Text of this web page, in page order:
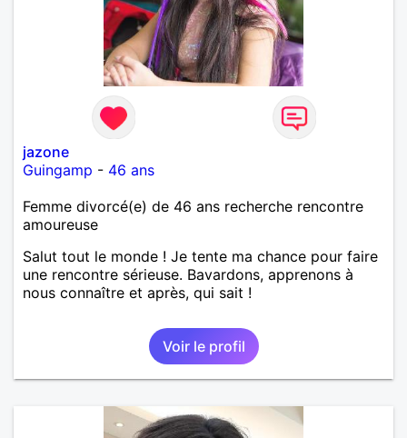
jazone
Guingamp - 46 ans
Femme divorcé(e) de 46 ans recherche rencontre
amoureuse
Salut tout le monde ! Je tente ma chance pour faire
une rencontre sérieuse. Bavardons, apprenons à
nous connaître et après, qui sait !
Voir le profil